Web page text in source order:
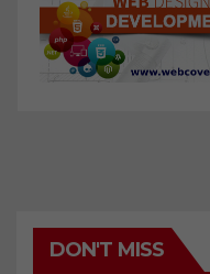
DON'T MISS